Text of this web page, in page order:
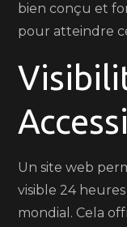
bien conçu et
pour atteindre
Un site web
visible 24
mondial. Cela